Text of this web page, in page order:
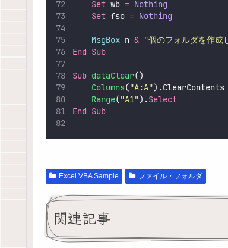
Set wb = Nothing
Set fso = Nothing
MsgBox n & "個のフォルダを作成
End Sub
Sub dataClear()
Columns("A:A").ClearContents
Range("A1").Select
End Sub
Excel VBA Sample ファイル・フォルダ
関連記事